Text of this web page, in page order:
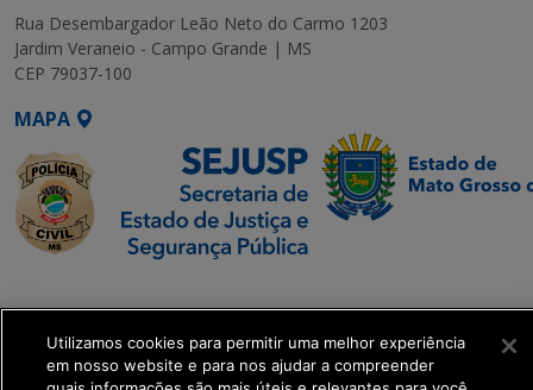
Rua Desembargador Leão Neto do Carmo 1203
Jardim Veraneio - Campo Grande | MS
CEP 79037-100
MAPA
Executiva de
Transformação Digital
Utilizamos cookies para permitir uma melhor experiência
em nosso website e para nos ajudar a compreender